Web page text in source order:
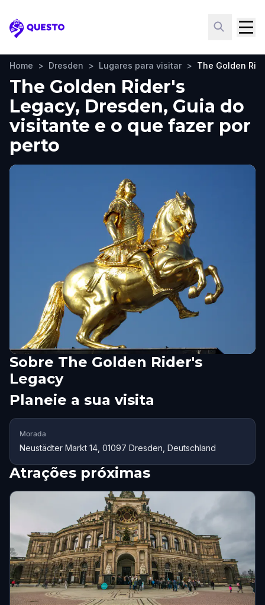
Questo
Home > Dresden > Lugares para visitar > The Golden
The Golden Rider's
Legacy, Dresden, Guia do
visitante e o que fazer por
perto
Sobre The Golden Rider's
Legacy
Planeie a sua visita
Morada
Neustädter Markt 14, 01097 Dresden, Deutschland
Atrações próximas